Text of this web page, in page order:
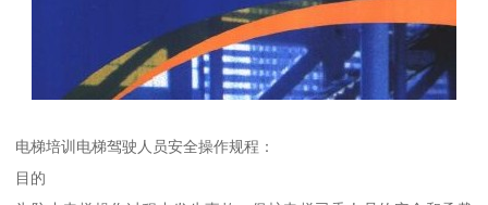
电梯培训电梯驾驶人员安全操作规程：
目的